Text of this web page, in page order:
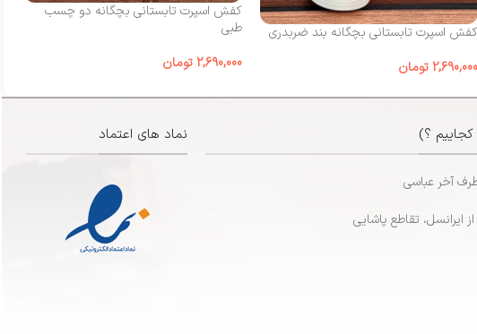
کفش اسپرت تابستانی بچگانه بند ضربدری
2,690,000 تومان
کفش اسپرت تابستانی بچگانه دو چسب
طبی
2,690,000 تومان
؟)
آخر عباسی
نماد های اعتماد